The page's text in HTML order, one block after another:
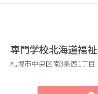
専門学校北海道福
札幌市中央区南3条西1丁目